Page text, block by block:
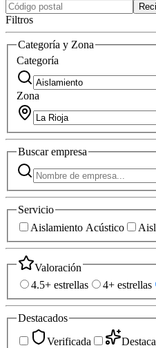
Filtros
Categoría y Zona
Categoría
Zona
Buscarempresa
Servicio
Aislamiento Acústico
Valoración
4.5+ estrellas
4+ estrellas
Destacados
Verificada